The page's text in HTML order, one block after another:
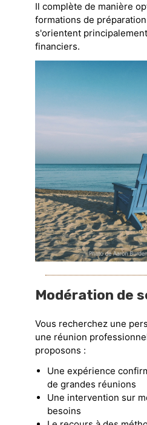
Il complète de manière
formations de
s'orientent
financiers.
Modération de
Vous recherchez une
une réunion
proposons :
Une expérience
de grandes réunions
Une intervention sur
besoins